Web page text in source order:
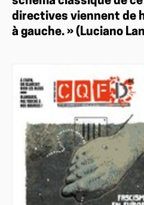
directives viennent de
à gauche. » (Luciano